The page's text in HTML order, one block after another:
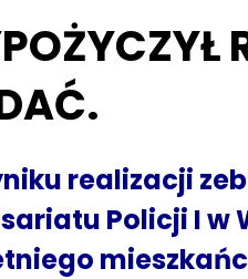
realizacji
Policji I w